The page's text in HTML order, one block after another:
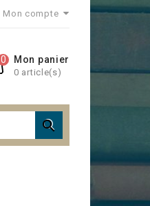
Mon compte
Mon panier
0 article(s)
0
